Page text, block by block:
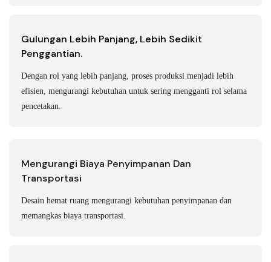
Gulungan Lebih Panjang, Lebih Sedikit
Penggantian.
Dengan rol yang lebih panjang, proses produksi menjadi lebih
efisien, mengurangi kebutuhan untuk sering mengganti rol selama
pencetakan.
Mengurangi Biaya Penyimpanan Dan
Transportasi
Desain hemat ruang mengurangi kebutuhan penyimpanan dan
memangkas biaya transportasi.